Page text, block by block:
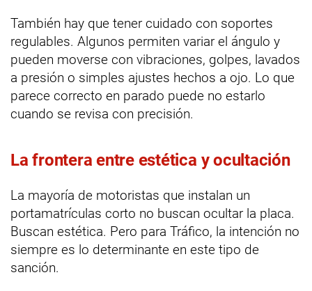
También hay que tener cuidado con soportes
regulables. Algunos permiten variar el ángulo y
pueden moverse con vibraciones, golpes, lavados
a presión o simples ajustes hechos a ojo. Lo que
parece correcto en parado puede no estarlo
cuando se revisa con precisión.
La frontera entre estética y ocultación
La mayoría de motoristas que instalan un
portamatrículas corto no buscan ocultar la placa.
Buscan estética. Pero para Tráfico, la intención no
siempre es lo determinante en este tipo de
sanción.